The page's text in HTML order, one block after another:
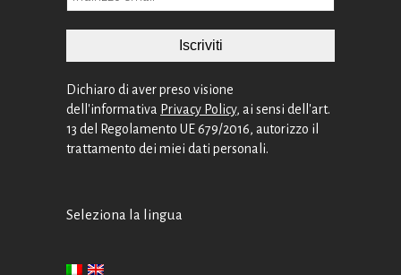
Dichiaro di aver preso visione
dell'informativa Privacy Policy, ai sensi dell'art.
13 del Regolamento UE 679/2016, autorizzo il
trattamento dei miei dati personali.
Seleziona la lingua